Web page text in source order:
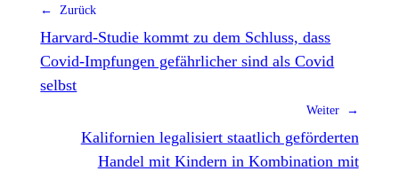
← Zurück
Harvard-Studie kommt zu dem Schluss, dass
Covid-Impfungen gefährlicher sind als Covid
selbst
Weiter →
Kalifornien legalisiert staatlich geförderten
Handel mit Kindern in Kombination mit